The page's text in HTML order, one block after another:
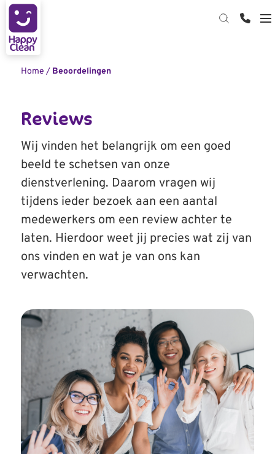
Start de keuzehulp
Hardware reiniging
Device Cleaning Bar
Datacenter reinigen
ESD-reinigen: bescherm je servers tegen
downtime
Kabelmanagement
Webshop
Over ons
Kennisbank
Certificering
MVO
Werken bij Happy Clean
Contact
Home / Beoordelingen
Reviews
Wij vinden het belangrijk om een goed
beeld te schetsen van onze
dienstverlening. Daarom vragen wij
tijdens ieder bezoek aan een aantal
medewerkers om een review achter te
laten. Hierdoor weet jij precies wat zij van
ons vinden en wat je van ons kan
verwachten.